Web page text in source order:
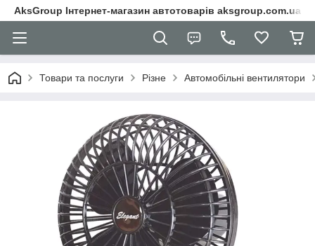
AksGroup Інтернет-магазин автотоварів aksgroup.com.ua
Товари та послуги Різне Автомобільні вентилятори